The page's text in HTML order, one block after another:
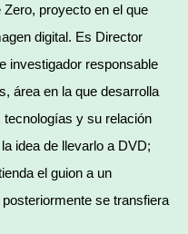
proyecto en el que
digital. Es Director
investigador responsable
área en la que desarrolla
tecnologías y su relación
idea de llevarlo a DVD;
el guion a un
se transfiera